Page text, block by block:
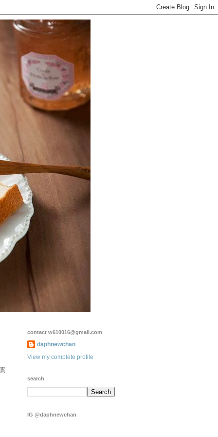
contact w610016@gmail.com
daphnewchan
View my complete profile
search
IG @daphnewchan